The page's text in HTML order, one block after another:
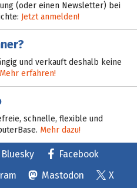
(oder einen Newsletter) bei
Jetzt anmelden!
und verkauft deshalb keine
Mehr erfahren!
schnelle, flexible und
Mehr dazu!
Bluesky
Facebook
Mastodon X